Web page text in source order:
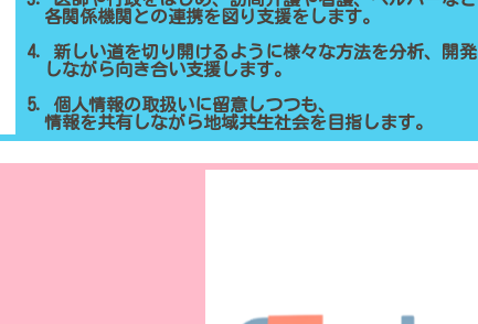
各関係機関との連携を図り支援をします。
4．新しい道を切り開けるように様々な方法を分析、開発
しながら向き合い支援します。
5．個人情報の取扱いに留意しつつも、
情報を共有しながら地域共生社会を目指します。